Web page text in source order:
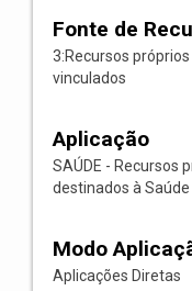
Fonte de
3:Recursos
vinculados
Aplicação
SAÚDE - Recursos
destinados à Saúde
Modo
Aplicações Diretas